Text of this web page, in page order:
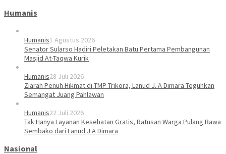
Humanis
Humanis1 Agustus 2026
Senator Sularso Hadiri Peletakan Batu Pertama Pembangunan
Masjid At-Taqwa Kurik
Humanis28 Juli 2026
Ziarah Penuh Hikmat di TMP Trikora, Lanud J. A Dimara Teguhkan
Semangat Juang Pahlawan
Humanis22 Juli 2026
Tak Hanya Layanan Kesehatan Gratis, Ratusan Warga Pulang Bawa
Sembako dari Lanud J.A Dimara
Nasional